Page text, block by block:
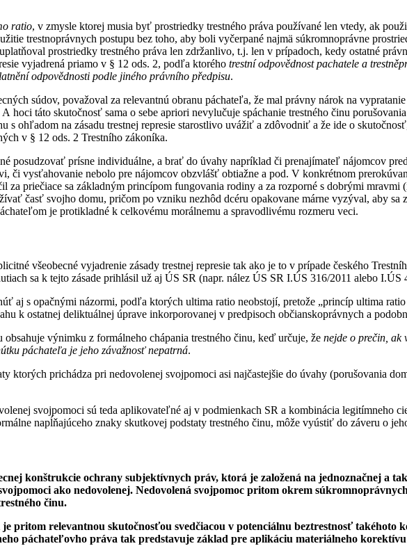
ratio, v zmysle ktorej musia byť prostriedky trestného práva používané len vtedy, ak
trestnoprávnych postupu bez toho, aby boli vyčerpané najmä súkromnoprávne
prostriedky trestného práva len zdržanlivo, t.j. len v prípadoch, kedy ostatné
vyjadrená priamo v § 12 ods. 2, podľa ktorého trestní odpovědnost pachatele a
odpovědnosti podle jiného právního předpisu.
súdov, považoval za relevantnú obranu páchateľa, že mal právny nárok na
hoci táto skutočnosť sama o sebe apriori nevylučuje spáchanie trestného činu
s ohľadom na zásadu trestnej represie starostlivo uvážiť a zdôvodniť a že ide o
v § 12 ods. 2 Trestního zákoníka.
posudzovať prísne individuálne, a brať do úvahy napríklad či prenajímateľ nájomcov
či vysťahovanie nebolo pre nájomcov obzvlášť obtiažne a pod. V konkrétnom
za priečiace sa základným princípom fungovania rodiny a za rozporné s dobrými
časť svojho domu, pričom po vzniku nezhôd dcéru opakovane márne vyzýval, aby
je protikladné k celkovému morálnemu a spravodlivému rozmeru veci.
všeobecné vyjadrenie zásady trestnej represie tak ako je to v prípade českého
sa k tejto zásade prihlásil už aj ÚS SR (napr. nález ÚS SR I.ÚS 316/2011 alebo I.ÚS
aj s opačnými názormi, podľa ktorých ultima ratio neobstojí, pretože „princíp ultima
k ostatnej deliktuálnej úprave inkorporovanej v predpisoch občianskoprávnych a
výnimku z formálneho chápania trestného činu, keď určuje, že nejde o prečin, ak
páchateľa je jeho závažnosť nepatrná.
ktorých prichádza pri nedovolenej svojpomoci asi najčastejšie do úvahy (porušovania
svojpomoci sú teda aplikovateľné aj v podmienkach SR a kombinácia legitímneho
napĺňajúceho znaky skutkovej podstaty trestného činu, môže vyústiť do záveru o
konštrukcie ochrany subjektívnych práv, ktorá je založená na jednoznačnej a
ako nedovolenej. Nedovolená svojpomoc pritom okrem
činu.
pritom relevantnou skutočnosťou svedčiacou v potenciálnu beztrestnosť takéhoto
páchateľovho práva tak predstavuje základ pre aplikáciu materiálneho